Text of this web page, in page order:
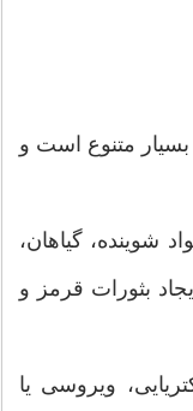
متنوع است و
شوینده، گیاهان،
بثورات قرمز و
ویروسی یا